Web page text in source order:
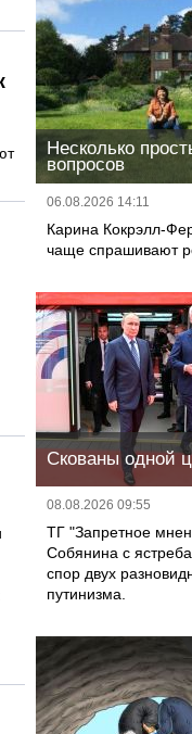
Несколько
вопросов
06.08.2026 14:11
Карина Кокрэлл-
чаще спрашивают
Скованы одной
08.08.2026 09:55
ТГ "Запретное
Собянина с
спор двух
путинизма.